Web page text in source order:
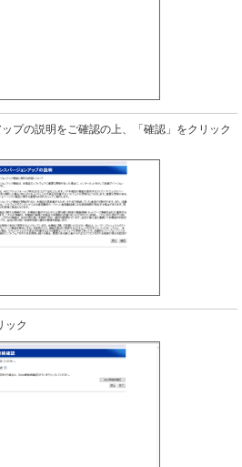
プの説明をご確認の上、「確認」をクリック
ック